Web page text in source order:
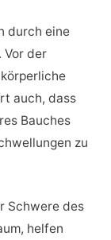
durch eine
Vor der
auch, dass
Bauches
zu
Schwere des
helfen